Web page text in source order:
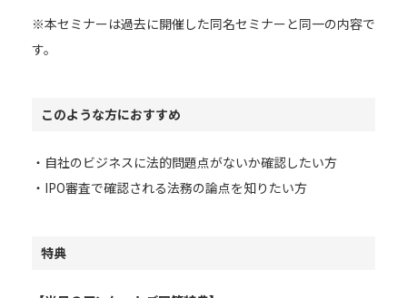
※本セミナーは過去に開催した同名セミナーと同一の内容で
す。
このような方におすすめ
・自社のビジネスに法的問題点がないか確認したい方
・IPO審査で確認される法務の論点を知りたい方
特典